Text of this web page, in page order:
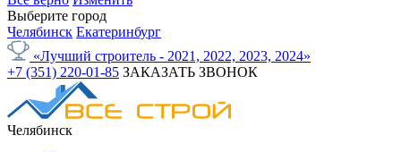
Выберите город
Челябинск Екатеринбург
«Лучший строитель - 2021, 2022, 2023, 2024»
+7 (351) 220-01-85 ЗАКАЗАТЬ ЗВОНОК
Челябинск